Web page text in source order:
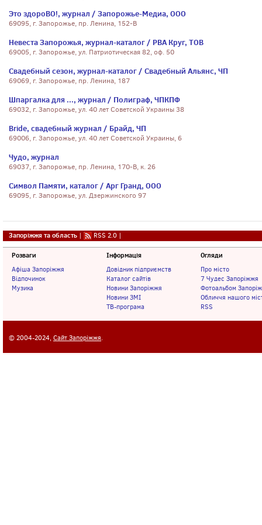
Это здороВО!, журнал / Запорожье-Медиа, ООО
69095, г. Запорожье, пр. Ленина, 152-В
Невеста Запорожья, журнал-каталог / РВА Круг, ТОВ
69005, г. Запорожье, ул. Патриотическая 82, оф. 50
Свадебный сезон, журнал-каталог / Свадебный Альянс, ЧП
69069, г. Запорожье, пр. Ленина, 187
Шпаргалка для ..., журнал / Полиграф, ЧПКПФ
69032, г. Запорожье, ул. 40 лет Советской Украины 38
Bride, свадебный журнал / Брайд, ЧП
69006, г. Запорожье, ул. 40 лет Советской Украины, 6
Чудо, журнал
69037, г. Запорожье, пр. Ленина, 170-В, к. 26
Символ Памяти, каталог / Арг Гранд, ООО
69095, г. Запорожье, ул. Дзержинского 97
Запоріжжя та область | RSS 2.0 |
Розваги
Афіша Запоріжжя
Відпочинок
Музика
Інформація
Довідник підприємств
Каталог сайтів
Новини Запоріжжя
Новини ЗМІ
ТВ-програма
Огляди
Про місто
7 Чудес Запоріжжя
Фотоальбом
Обличчя нашого
RSS
© 2004-2024, Сайт Запоріжжя.